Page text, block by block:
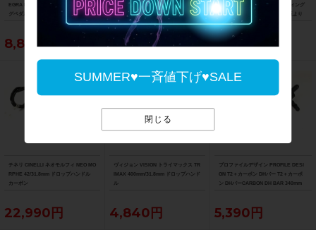
SUMMER♥一斉値下げ♥SALE
閉じる
EGRA PD-R8000 SPD-SL ビンディン
グペダル（サイクルパラダイス大阪よ
8,800円
EGRA PD-R8000 SPD-SL ビンディン
グペダル（サイクルパラダイス大阪よ
り配送）
8,800円
EGRA PD-6800 SPD-SL ビンディング
ペダル（サイクルパラダイス大阪より
配送）
7,700円
チネリ CINELLI ネオモルフィ NEO MO
RPHE 42/31.8mm ドロップハンドル
カーボン
22,990円
ヴィジョン VISION トライマックス TR
IMAX 400mm/31.8mm ドロップハンド
ル
4,840円
プロファイルデザイン PROFILE DESI
GN T2＋カーボン DHバー T2＋カーボ
ン DHバーCARBON DH BAR 340mm
5,390円